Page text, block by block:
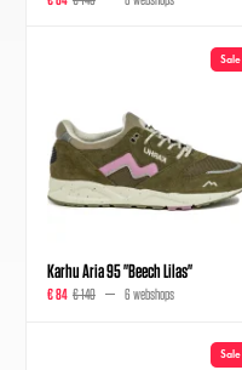
Sale
Karhu Aria 95 "Beech Lilas"
€ 84 € 140 6 webshops
Sale